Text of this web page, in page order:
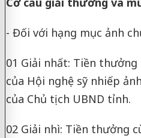
- Đối với hạng mục ảnh
01 Giải nhất: Tiền
của Hội nghệ sỹ nhiếp
của Chủ tịch UBND tỉnh.
02 Giải nhì: Tiền thưởng